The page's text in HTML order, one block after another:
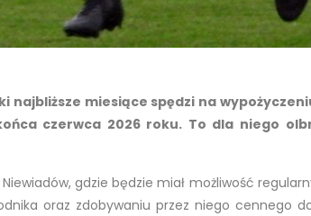
najbliższe miesiące spędzi na
czerwca 2026 roku. To dla niego
gdzie będzie miał możliwość
oraz zdobywaniu przez niego cennego